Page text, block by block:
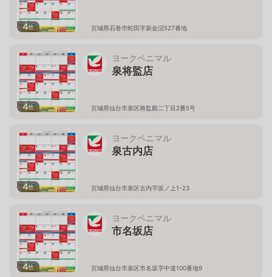
4枚 宮城県石巻市蛇田字新金沼527番地
4枚
ヨークベニマル
泉将監店
宮城県仙台市泉区将監殿二丁目2番5号
4枚
ヨークベニマル
泉古内店
宮城県仙台市泉区古内字坂ノ上1-23
4枚
ヨークベニマル
市名坂店
宮城県仙台市泉区市名坂字中道100番地9